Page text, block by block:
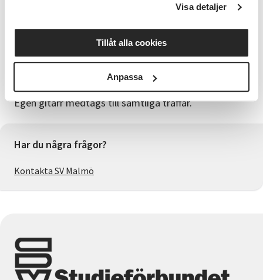
Visa detaljer
Tillåt alla cookies
Anpassa
John Ström har många år inom folkbildningen som
former i över 20 års tid. Han har en gedigen
erfarenhet av undervisning för nybörjare och mer
avancerade.
Viktig information
Egen gitarr medtags till samtliga träffar.
Har du några frågor?
Kontakta SV Malmö